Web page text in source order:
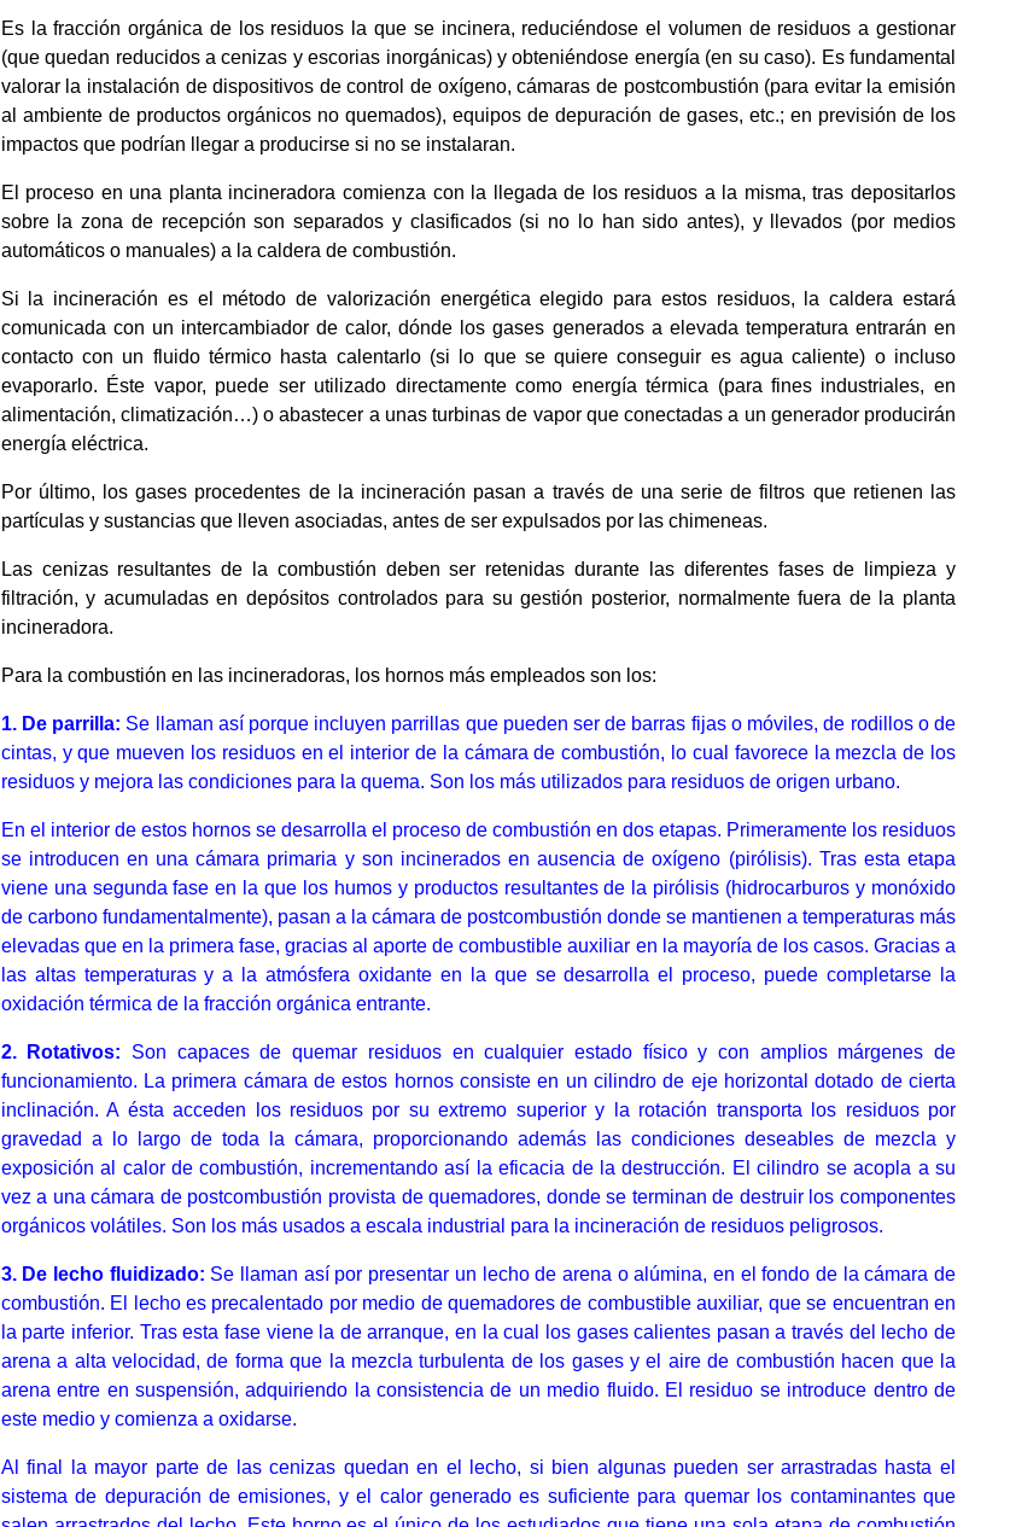
Es la fracción orgánica de los residuos la que se incinera, reduciéndose el volumen de residuos a gestionar
(que quedan reducidos a cenizas y escorias inorgánicas) y obteniéndose energía (en su caso). Es fundamental
valorar la instalación de dispositivos de control de oxígeno, cámaras de postcombustión (para evitar la emisión
al ambiente de productos orgánicos no quemados), equipos de depuración de gases, etc.; en previsión de los
impactos que podrían llegar a producirse si no se instalaran.
El proceso en una planta incineradora comienza con la llegada de los residuos a la misma, tras depositarlos
sobre la zona de recepción son separados y clasificados (si no lo han sido antes), y llevados (por medios
automáticos o manuales) a la caldera de combustión.
Si la incineración es el método de valorización energética elegido para estos residuos, la caldera estará
comunicada con un intercambiador de calor, dónde los gases generados a elevada temperatura entrarán en
contacto con un fluido térmico hasta calentarlo (si lo que se quiere conseguir es agua caliente) o incluso
evaporarlo. Éste vapor, puede ser utilizado directamente como energía térmica (para fines industriales, en
alimentación, climatización…) o abastecer a unas turbinas de vapor que conectadas a un generador producirán
energía eléctrica.
Por último, los gases procedentes de la incineración pasan a través de una serie de filtros que retienen las
partículas y sustancias que lleven asociadas, antes de ser expulsados por las chimeneas.
Las cenizas resultantes de la combustión deben ser retenidas durante las diferentes fases de limpieza y
filtración, y acumuladas en depósitos controlados para su gestión posterior, normalmente fuera de la planta
incineradora.
Para la combustión en las incineradoras, los hornos más empleados son los:
1. De parrilla: Se llaman así porque incluyen parrillas que pueden ser de barras fijas o móviles, de rodillos o de
cintas, y que mueven los residuos en el interior de la cámara de combustión, lo cual favorece la mezcla de los
residuos y mejora las condiciones para la quema. Son los más utilizados para residuos de origen urbano.
En el interior de estos hornos se desarrolla el proceso de combustión en dos etapas. Primeramente los residuos
se introducen en una cámara primaria y son incinerados en ausencia de oxígeno (pirólisis). Tras esta etapa
viene una segunda fase en la que los humos y productos resultantes de la pirólisis (hidrocarburos y monóxido
de carbono fundamentalmente), pasan a la cámara de postcombustión donde se mantienen a temperaturas más
elevadas que en la primera fase, gracias al aporte de combustible auxiliar en la mayoría de los casos. Gracias a
las altas temperaturas y a la atmósfera oxidante en la que se desarrolla el proceso, puede completarse la
oxidación térmica de la fracción orgánica entrante.
2. Rotativos: Son capaces de quemar residuos en cualquier estado físico y con amplios márgenes de
funcionamiento. La primera cámara de estos hornos consiste en un cilindro de eje horizontal dotado de cierta
inclinación. A ésta acceden los residuos por su extremo superior y la rotación transporta los residuos por
gravedad a lo largo de toda la cámara, proporcionando además las condiciones deseables de mezcla y
exposición al calor de combustión, incrementando así la eficacia de la destrucción. El cilindro se acopla a su
vez a una cámara de postcombustión provista de quemadores, donde se terminan de destruir los componentes
orgánicos volátiles. Son los más usados a escala industrial para la incineración de residuos peligrosos.
3. De lecho fluidizado: Se llaman así por presentar un lecho de arena o alúmina, en el fondo de la cámara de
combustión. El lecho es precalentado por medio de quemadores de combustible auxiliar, que se encuentran en
la parte inferior. Tras esta fase viene la de arranque, en la cual los gases calientes pasan a través del lecho de
arena a alta velocidad, de forma que la mezcla turbulenta de los gases y el aire de combustión hacen que la
arena entre en suspensión, adquiriendo la consistencia de un medio fluido. El residuo se introduce dentro de
este medio y comienza a oxidarse.
Al final la mayor parte de las cenizas quedan en el lecho, si bien algunas pueden ser arrastradas hasta el
sistema de depuración de emisiones, y el calor generado es suficiente para quemar los contaminantes que